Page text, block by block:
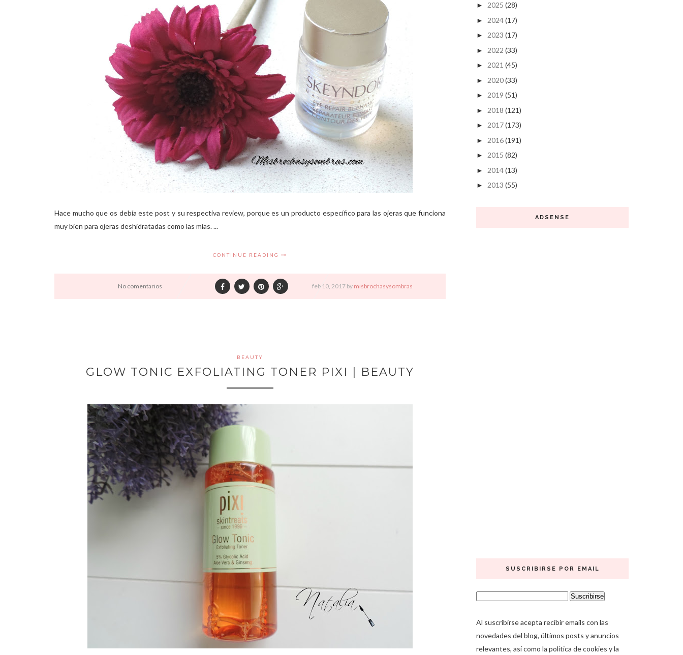
Hace mucho que os debía este post y su respectiva review, porque es un producto específico para las ojeras que funciona
muy bien para ojeras deshidratadas como las mías. ...
CONTINUE READING
No comentarios feb 10, 2017 by misbrochasysombras
BEAUTY
GLOW TONIC EXFOLIATING TONER PIXI | BEAUTY
► 2025 (28)
► 2024(17)
► 2023 (17)
► 2022 (33)
► 2021 (45)
► 2020(33)
► 2019 (51)
► 2018 (121)
► 2017(173)
► 2016(191)
► 2015 (82)
► 2014(13)
► 2013 (55)
ADSENSE
SUSCRIBIRSE POR EMAIL
Al suscribirse acepta recibir emails con las
novedades del blog, últimos posts y anuncios
relevantes, así como la política de cookies y la